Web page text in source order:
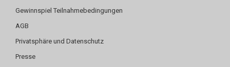
Gewinnspiel Teilnahmebedingungen
AGB
Privatsphäre und Datenschutz
Presse